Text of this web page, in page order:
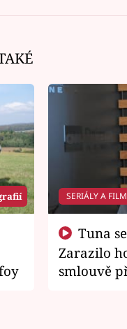
SERIÁLY A
Zarazilo
smlouvě